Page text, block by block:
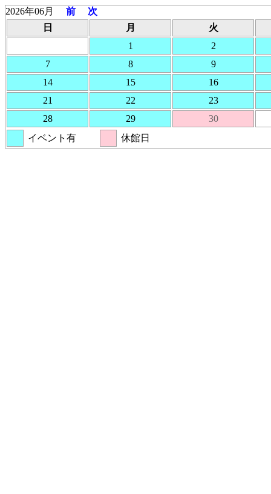
2026年06月 前
次
日
月
火
1
2
7
8
9
14
15
16
21
22
23
28
29
30
イベント有
休館日